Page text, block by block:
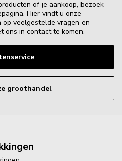
of je aankoop, bezoek
Hier vindt u onze
veelgestelde vragen en
ons in contact te komen.
groothandel